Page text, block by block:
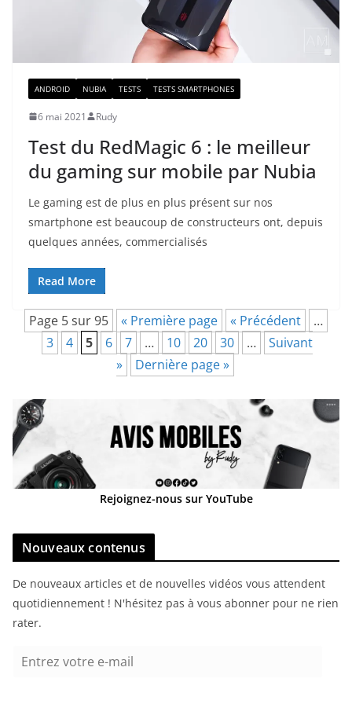
ANDROID NUBIA TESTS TESTS SMARTPHONES
6 mai 2021 Rudy
Test du RedMagic 6 : le meilleur
du gaming sur mobile par Nubia
Le gaming est de plus en plus présent sur nos
smartphone est beaucoup de constructeurs ont, depuis
quelques années, commercialisés
Read More
Page 5 sur 95 « Première page « Précédent
…
3
4 5 6 7 … 10 20 30 …
Suivant
»
Dernière page »
Rejoignez-nous sur YouTube
Nouveaux contenus
De nouveaux articles et de nouvelles vidéos vous attendent
quotidiennement ! N'hésitez pas à vous abonner pour ne rien
rater.